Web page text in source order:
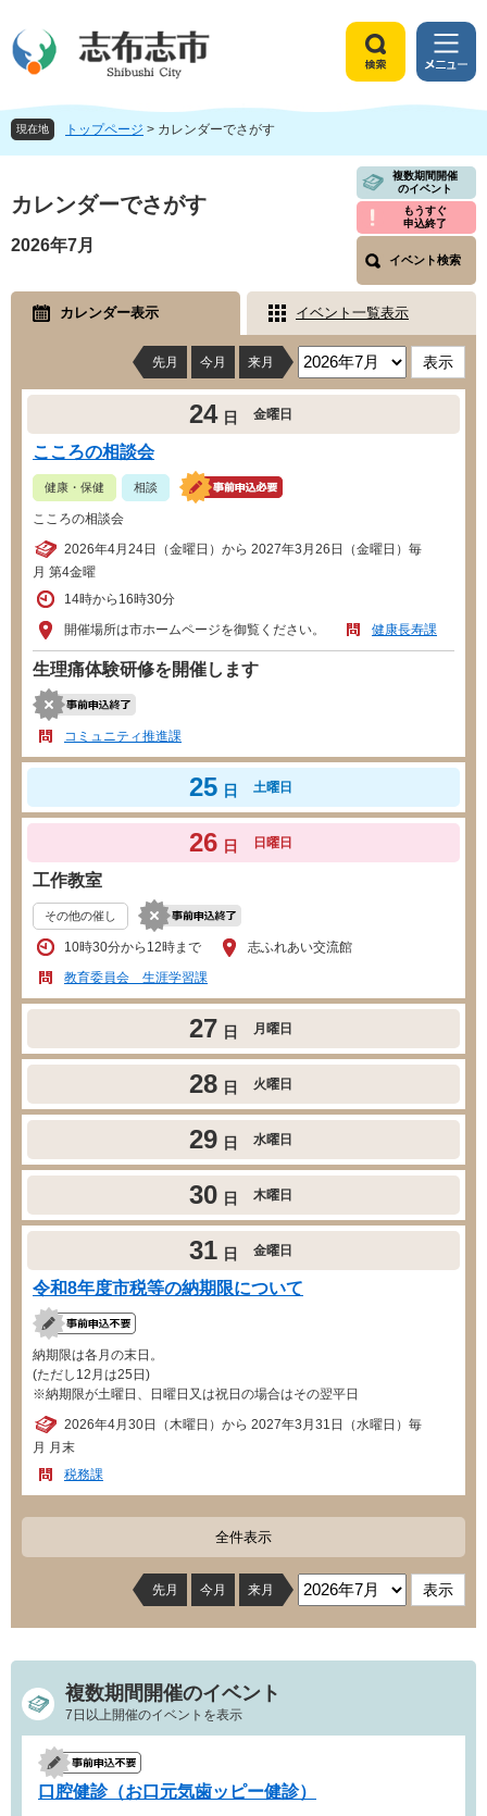
ジ
頭
ュ
飛
本
文
索
メ
ニ
ュ
現在地 トップページ > カレンダーでさがす
文
カレンダーでさがす
複数期間開催
のイベント
もうすぐ
申込終了
イベント検索
2026年7月
カレンダー表示 イベント一覧表示
先月 今月 来月
24 日 金曜日
こころの相談会
健康・保健 相談
こころの相談会
2026年4月24日（金曜日）から 2027年3月26日（金曜日）毎
月 第4金曜
14時から16時30分
開催場所は市ホームページを御覧ください。
健康長寿課
生理痛体験研修を開催します
コミュニティ推進課
25 日 土曜日
26 日 日曜日
工作教室
その他の催し
10時30分から12時まで
志ふれあい交流館
教育委員会 生涯学習課
27 日 月曜日
28 日 火曜日
29 日 水曜日
30 日 木曜日
31 日 金曜日
令和8年度市税等の納期限について
納期限は各月の末日。
(ただし12月は25日)
※納期限が土曜日、日曜日又は祝日の場合はその翌平日
2026年4月30日（木曜日）から 2027年3月31日（水曜日）毎
月 月末
税務課
全件表示
先月 今月 来月
複数期間開催のイベント
7日以上開催のイベントを表示
口腔健診（お口元気歯ッピー健診）